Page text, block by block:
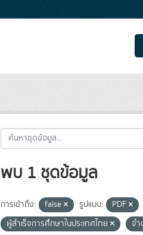
พบ 1 ชุดข้อมูล
การเข้าถึง: false รูปแบบ: PDF
ผู้สำเร็จการศึกษาในประเทศไทย
จำ